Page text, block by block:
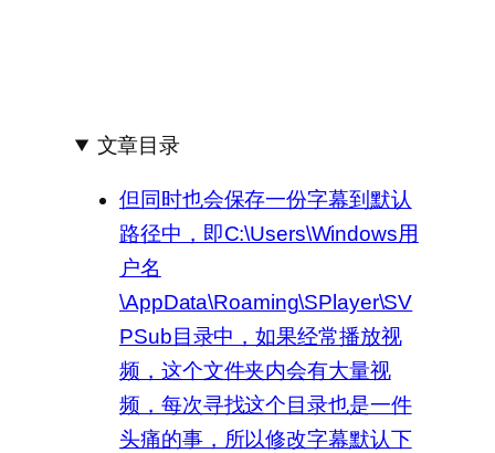
文章目录
但同时也会保存一份字幕到默认
路径中，即C:\Users\Windows用
户名
\AppData\Roaming\SPlayer\SV
PSub目录中，如果经常播放视
频，这个文件夹内会有大量视
频，每次寻找这个目录也是一件
头痛的事，所以修改字幕默认下